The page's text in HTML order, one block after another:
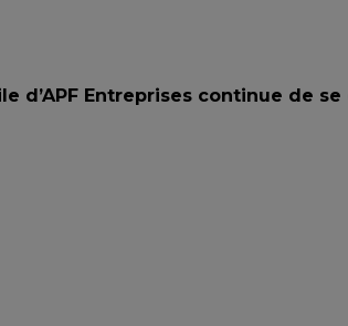
d’APF Entreprises continue de